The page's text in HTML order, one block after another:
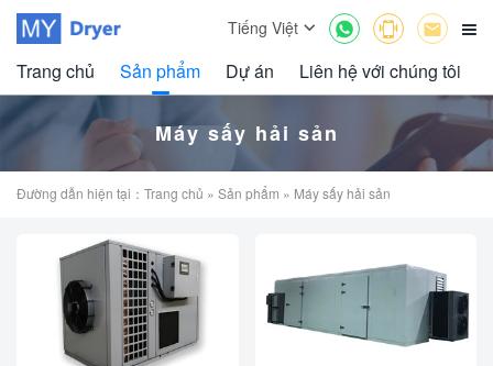

  
Tiếng Việt
Trang chủ Sản phẩm Dự án Liên hệ với chúng tôi
Máy sấy hải sản
Đường dẫn hiện tại： Trang chủ » Sản phẩm » Máy sấy hải sản